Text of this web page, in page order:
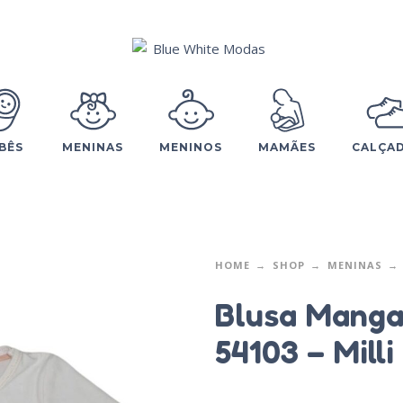
MENINAS MENINOS MAMÃES
HOME SHOP MENINAS
Blusa
54103 – Milli